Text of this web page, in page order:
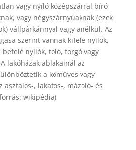
vagy nyíló középszárral bíró
vagy négyszárnyúaknak (ezek
vállpárkánnyal vagy anélkül. Az
szerint vannak kifelé nyílók,
befelé nyílók, toló, forgó vagy
lakóházak ablakainál az
a kőműves vagy
asztalos-, lakatos-, mázoló- és
wikipédia)